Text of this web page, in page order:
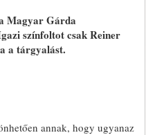
Magyar Gárda
színfoltot csak Reiner
a tárgyalást.
annak, hogy ugyanaz